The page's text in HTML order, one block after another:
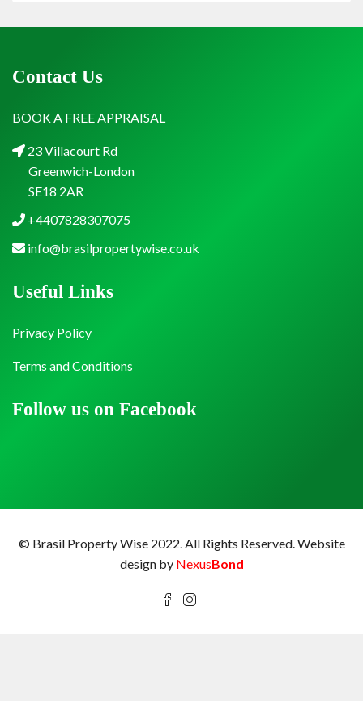
Contact Us
BOOK A FREE APPRAISAL
23 Villacourt Rd
Greenwich-London
SE18 2AR
+4407828307075
info@brasilpropertywise.co.uk
Follow us on Facebook
Useful Links
Privacy Policy
Terms and Conditions
© Brasil Property Wise 2022. All Rights Reserved.Website
design by NexusBond